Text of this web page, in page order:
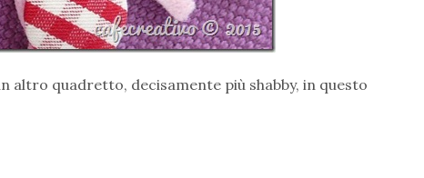
altro quadretto, decisamente più shabby, in questo